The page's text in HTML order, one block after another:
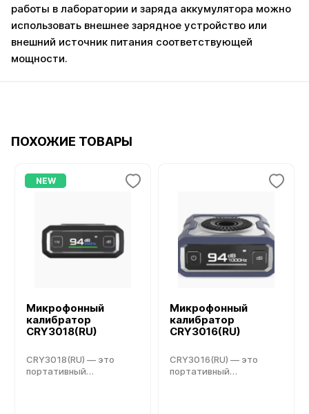
работы в лаборатории и заряда аккумулятора можно
использовать внешнее зарядное устройство или
внешний источник питания соответствующей
мощности.
ПОХОЖИЕ ТОВАРЫ
NEW
Микрофонный
калибратор
CRY3018(RU)
CRY3018(RU) — это
портативный
Микрофонный
калибратор
CRY3016(RU)
CRY3016(RU) — это
портативный